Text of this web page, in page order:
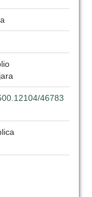
46783